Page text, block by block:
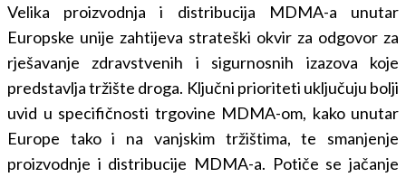
Velika proizvodnja i distribucija MDMA-a unutar
Europske unije zahtijeva strateški okvir za odgovor za
rješavanje zdravstvenih i sigurnosnih izazova koje
predstavlja tržište droga. Ključni prioriteti uključuju bolji
uvid u specifičnosti trgovine MDMA-om, kako unutar
Europe tako i na vanjskim tržištima, te smanjenje
proizvodnje i distribucije MDMA-a. Potiče se jačanje